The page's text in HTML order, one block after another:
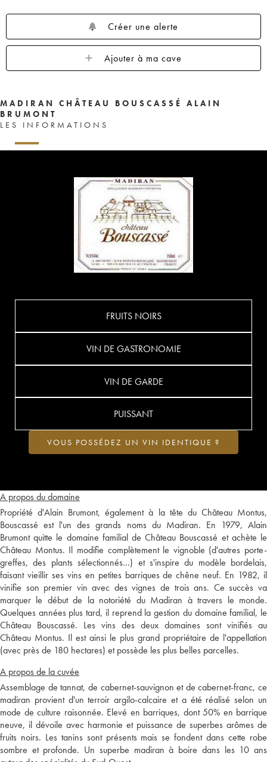
Créer une alerte
Ajouter à ma cave
MADIRAN CHÂTEAU BOUSCASSÉ ALAIN
BRUMONT
LES INFORMATIONS
A propos du domaine
Propriété d'Alain Brumont, également à la tête du Château Montus,
Bouscassé est l'un des grands noms du Madiran. En 1979, Alain
Brumont quitte le domaine familial de Château Bouscassé et achète le
Château Montus. Il modifie complètement le vignoble (d'autres porte-
greffes, des plants sélectionnés...) et s'inspire du modèle bordelais,
faisant vieillir ses vins en petites barriques de chêne neuf. En 1982, il
vinifie son premier vin avec des vignes de trois ans. Ce succès va
marquer le début de la notoriété du Madiran à travers le monde.
Quelques années plus tard, il reprend la gestion du domaine familial, le
Château Bouscassé. Les vins des deux domaines sont vinifiés au
Château Montus. Il est ainsi le plus grand propriétaire de l'appellation
(avec près de 180 hectares) et possède les plus belles parcelles.
A propos de la cuvée
Assemblage de tannat, de cabernet-sauvignon et de cabernet-franc, ce
madiran provient d'un terroir argilo-calcaire et a été réalisé selon un
mode de culture raisonnée. Elevé en barriques, dont 50% en barrique
neuve, il dévoile avec harmonie et puissance de superbes arômes de
fruits noirs. Les tanins sont présents mais se fondent dans cette robe
sombre et profonde. Un superbe madiran à boire dans les 10 ans
FRUITS NOIRS
VIN DE GASTRONOMIE
VIN DE GARDE
PUISSANT
VOUS POSSÉDEZ UN VIN IDENTIQUE ?